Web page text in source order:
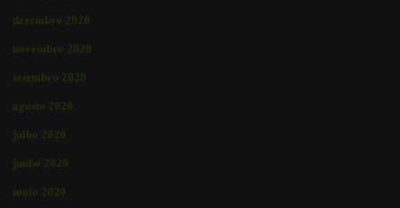
dezembro 2020
novembro 2020
setembro 2020
agosto 2020
julho 2020
junho 2020
maio 2020